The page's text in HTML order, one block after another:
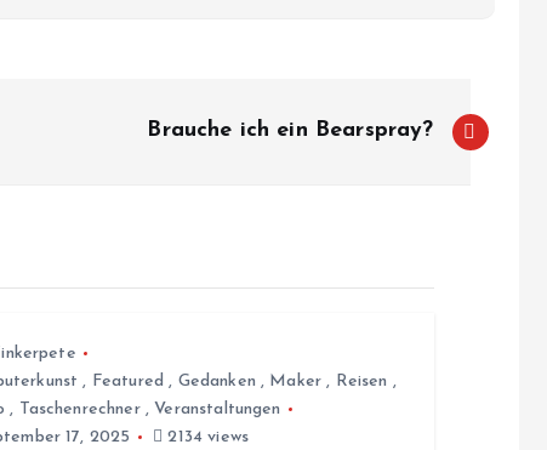
Brauche ich ein Bearspray?
, Featured , Gedanken , Maker , Reisen ,
, Taschenrechner, Veranstaltungen
17, 2025
2134 views